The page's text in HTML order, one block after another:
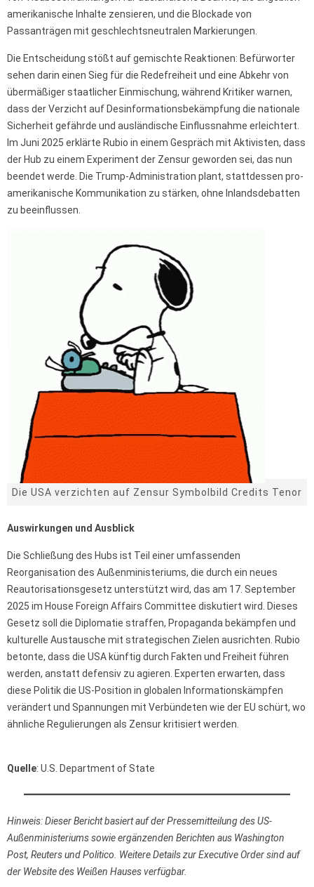
amerikanische Inhalte zensieren, und die Blockade von
Passanträgen mit geschlechtsneutralen Markierungen.
Die Entscheidung stößt auf gemischte Reaktionen: Befürworter
sehen darin einen Sieg für die Redefreiheit und eine Abkehr von
übermäßiger staatlicher Einmischung, während Kritiker warnen,
dass der Verzicht auf Desinformationsbekämpfung die nationale
Sicherheit gefährde und ausländische Einflussnahme erleichtert.
Im Juni 2025 erklärte Rubio in einem Gespräch mit Aktivisten, dass
der Hub zu einem Experiment der Zensur geworden sei, das nun
beendet werde. Die Trump-Administration plant, stattdessen pro-
amerikanische Kommunikation zu stärken, ohne Inlandsdebatten
zu beeinflussen.
Die USA verzichten auf Zensur Symbolbild Credits Tenor
Auswirkungen und Ausblick
Die Schließung des Hubs ist Teil einer umfassenden
Reorganisation des Außenministeriums, die durch ein neues
Reautorisationsgesetz unterstützt wird, das am 17. September
2025 im House Foreign Affairs Committee diskutiert wird. Dieses
Gesetz soll die Diplomatie straffen, Propaganda bekämpfen und
kulturelle Austausche mit strategischen Zielen ausrichten. Rubio
betonte, dass die USA künftig durch Fakten und Freiheit führen
werden, anstatt defensiv zu agieren. Experten erwarten, dass
diese Politik die US-Position in globalen Informationskämpfen
verändert und Spannungen mit Verbündeten wie der EU schürt, wo
ähnliche Regulierungen als Zensur kritisiert werden.
Quelle: U.S. Department of State
Hinweis: Dieser Bericht basiert auf der Pressemitteilung des US-
Außenministeriums sowie ergänzenden Berichten aus Washington
Post, Reuters und Politico. Weitere Details zur Executive Order sind auf
der Website des Weißen Hauses verfügbar.